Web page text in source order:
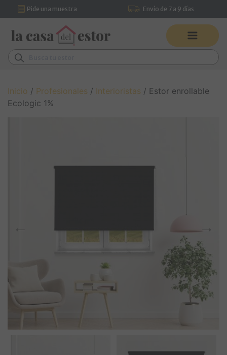
Pide una muestra Envío de 7 a 9 días
Pídenos asesoramiento por
Saltar al contenido
Navegación principal
Buscar:
Inicio / Profesionales / Interioristas / Estor enrollable
Ecologic 1%